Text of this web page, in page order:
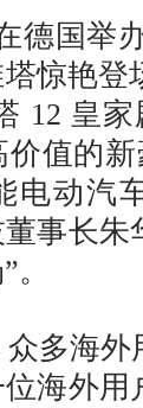
德国举
惊艳登
12 皇
值的
电动汽
事长朱
多海外
海外